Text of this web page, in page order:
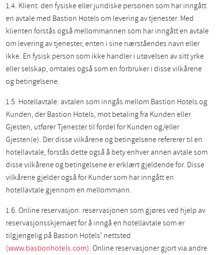
1.4. Klient: den fysiske eller juridiske personen som har inngått
en avtale med Bastion Hotels om levering av tjenester. Med
klienten forstås også mellommannen som har inngått en avtale
om levering av tjenester, enten i sine nærståendes navn eller
ikke. En fysisk person som ikke handler i utøvelsen av sitt yrke
eller selskap, omtales også som en forbruker i disse vilkårene
og betingelsene.
1.5. Hotellavtale: avtalen som inngås mellom Bastion Hotels og
Kunden, der Bastion Hotels, mot betaling fra Kunden eller
Gjesten, utfører Tjenester til fordel for Kunden og/eller
Gjesten(e). Der disse vilkårene og betingelsene refererer til en
hotellavtale, forstås dette også å bety enhver annen avtale som
disse vilkårene og betingelsene er erklært gjeldende for. Disse
vilkårene gjelder også for Kunder som har inngått en
hotellavtale gjennom en mellommann.
1.6. Online reservasjon: reservasjonen som gjøres ved hjelp av
reservasjonsskjemaet for å inngå en hotellavtale som er
tilgjengelig på Bastion Hotels' nettsted
(www.bastionhotels.com). Online reservasjoner gjort via andre